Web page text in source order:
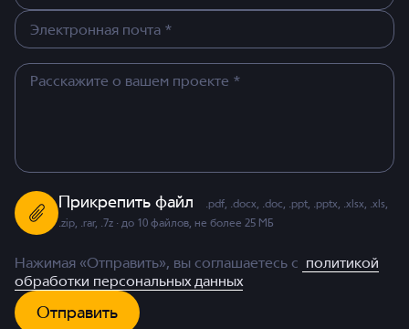
Прикрепить файл
.pdf, .docx, .doc, .ppt, .pptx, .xlsx, .xls,
.zip, .rar, .7z · до 10 файлов, не более 25 МБ
Нажимая «Отправить», вы соглашаетесь с политикой
обработки персональных данных
Отправить